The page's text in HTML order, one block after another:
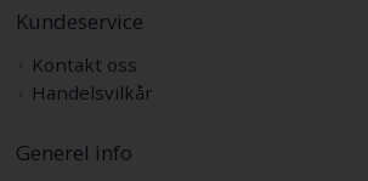
Kundeservice
Kontakt oss
Handelsvilkår
Generel info